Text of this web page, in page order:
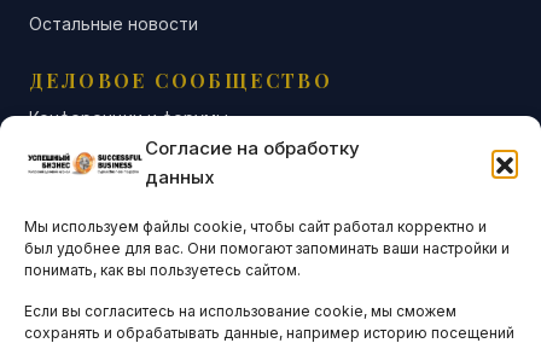
Согласие на обработку
данных
Мы используем файлы cookie, чтобы сайт работал корректно и
был удобнее для вас. Они помогают запоминать ваши настройки и
понимать, как вы пользуетесь сайтом.
Если вы согласитесь на использование cookie, мы сможем
сохранять и обрабатывать данные, например историю посещений
Остальные новости
ДЕЛОВОЕ СООБЩЕСТВО
Конференции и форумы
Бизнес-клубы и ассоциации
Остальные новости
АНАЛИТИКА И СТАТИСТИКА
ARTICLES IN ENGLISH